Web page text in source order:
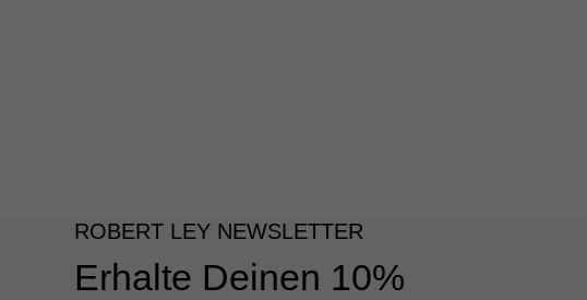
ROBERT LEY NEWSLETTER
Erhalte Deinen 10%